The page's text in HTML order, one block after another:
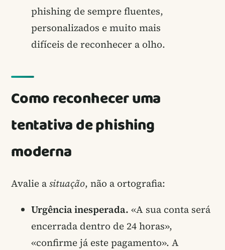
phishing de sempre fluentes,
personalizados e muito mais
difíceis de reconhecer a olho.
Como reconhecer uma
tentativa de phishing
moderna
Avalie asituação, não a ortografia:
Urgência inesperada. «A sua conta será
encerrada dentro de 24 horas»,
«confirme já este pagamento». A